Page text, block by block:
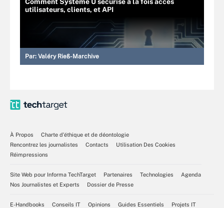
utilisateurs, clients, et API
Par: Valéry Rieß-Marchive
À Propos
Charte d’éthique et de déontologie
Rencontrez les journalistes
Contacts
Utilisation Des Cookies
Réimpressions
Site Web pour Informa TechTarget Partenaires Technologies
Agenda
Nos Journalistes et Experts
Dossier de Presse
E-Handbooks Conseils IT Opinions Guides Essentiels Projets IT